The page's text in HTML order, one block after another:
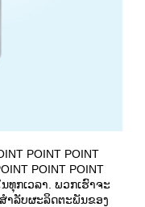
POINT POINT
POINT POINT
ທຸກເວລາ. ພວກເຮົາຈະ
າລັບຜະລິດຕະພັນຂອງ